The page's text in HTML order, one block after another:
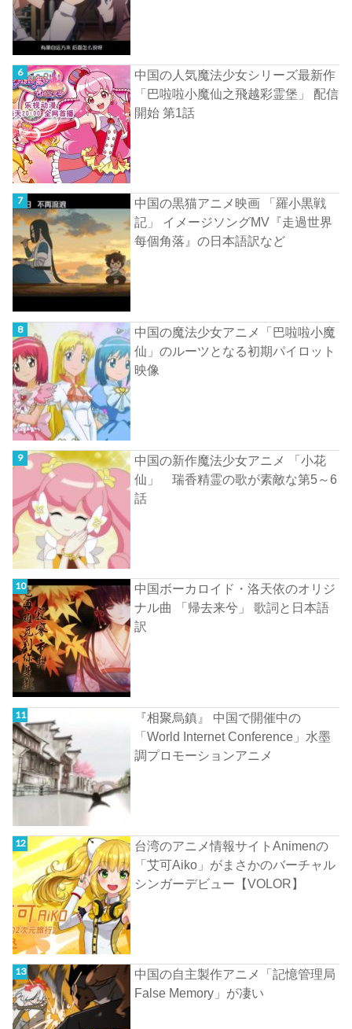
中国の人気魔法少女シリーズ最新作
「巴啦啦小魔仙之飛越彩霊堡」 配信
開始 第1話
中国の黒猫アニメ映画 「羅小黒戦
記」 イメージソングMV『走過世界
每個角落』の日本語訳など
中国の魔法少女アニメ「巴啦啦小魔
仙」のルーツとなる初期パイロット
映像
中国の新作魔法少女アニメ 「小花
仙」 瑞香精霊の歌が素敵な第5～6
話
中国ボーカロイド・洛天依のオリジ
ナル曲 「帰去来兮」 歌詞と日本語
訳
『相聚烏鎮』 中国で開催中の
「World Internet Conference」水墨
調プロモーションアニメ
台湾のアニメ情報サイトAnimenの
「艾可Aiko」がまさかのバーチャル
シンガーデビュー【VOLOR】
中国の自主製作アニメ「記憶管理局
False Memory」が凄い